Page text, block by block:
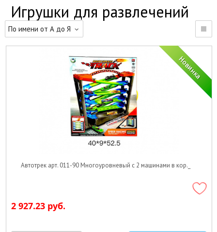
Игрушки для развлечений
По имени от А до Я
Автотрек арт. 011-90 Многоуровневый с 2 машинами в кор._
2 927.23 руб.